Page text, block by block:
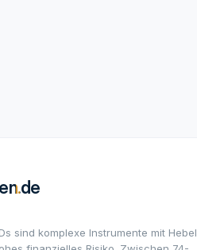
sind komplexe Instrumente mit Hebel